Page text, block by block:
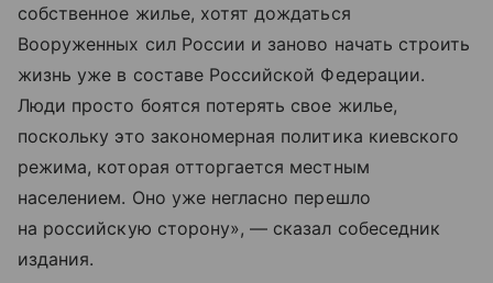
собственное жилье, хотят дождаться
Вооруженных сил России и заново начать строить
жизнь уже в составе Российской Федерации.
Люди просто боятся потерять свое жилье,
поскольку это закономерная политика киевского
режима, которая отторгается местным
населением. Оно уже негласно перешло
на российскую сторону», — сказал собеседник
издания.